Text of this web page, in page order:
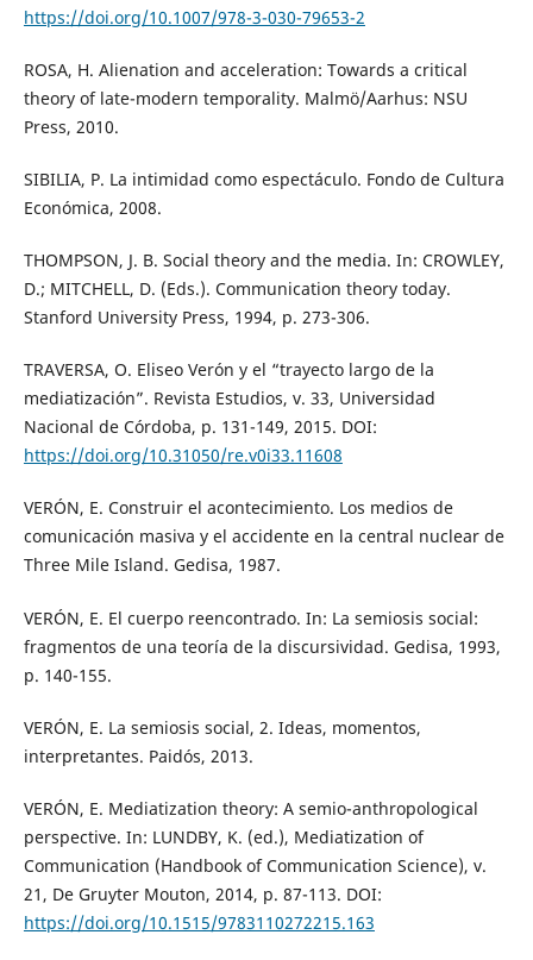
https://doi.org/10.1007/978-3-030-79653-2
ROSA, H. Alienation and acceleration: Towards a critical
theory of late-modern temporality. Malmö/Aarhus: NSU
Press, 2010.
SIBILIA, P. La intimidad como espectáculo. Fondo de Cultura
Económica, 2008.
THOMPSON, J. B. Social theory and the media. In: CROWLEY,
D.; MITCHELL, D. (Eds.). Communication theory today.
Stanford University Press, 1994, p. 273-306.
TRAVERSA, O. Eliseo Verón y el “trayecto largo de la
mediatización”. Revista Estudios, v. 33, Universidad
Nacional de Córdoba, p. 131-149, 2015. DOI:
https://doi.org/10.31050/re.v0i33.11608
VERÓN, E. Construir el acontecimiento. Los medios de
comunicación masiva y el accidente en la central nuclear de
Three Mile Island. Gedisa, 1987.
VERÓN, E. El cuerpo reencontrado. In: La semiosis social:
fragmentos de una teoría de la discursividad. Gedisa, 1993,
p. 140-155.
VERÓN, E. La semiosis social, 2. Ideas, momentos,
interpretantes. Paidós, 2013.
VERÓN, E. Mediatization theory: A semio-anthropological
perspective. In: LUNDBY, K. (ed.), Mediatization of
Communication (Handbook of Communication Science), v.
21, De Gruyter Mouton, 2014, p. 87-113. DOI:
https://doi.org/10.1515/9783110272215.163